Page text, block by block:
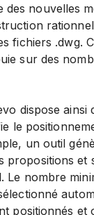
des nouvelles
fichiers .dwg.
sur des
dispose ainsi
le
un outil
propositions et
Le nombre
positionnés et